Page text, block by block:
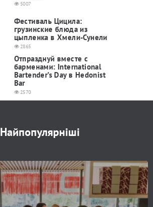
5007
Фестиваль Цицила:
грузинские блюда из
цыпленка в Хмели-Сунели
2865
Отпразднуй вместе с
барменами: International
Bartender’s Day в Hedonist
Bar
2570
Найпопулярніші